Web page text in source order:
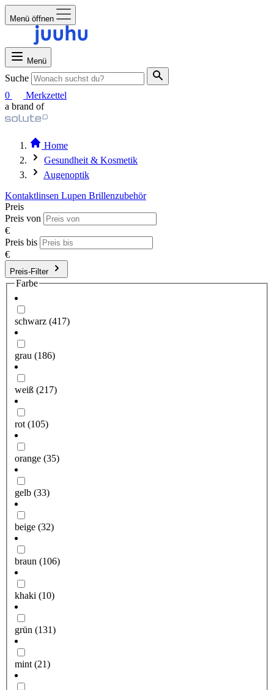
Menü öffnen
Menü
Suche
0
Merkzettel
a brand of
Home
Gesundheit & Kosmetik
Augenoptik
Kontaktlinsen Lupen Brillenzubehör
Preis
Preis von
€
Preis bis
€
Preis-Filter
Farbe
schwarz (417)
grau (186)
weiß (217)
rot (105)
orange (35)
gelb (33)
beige (32)
braun (106)
khaki (10)
grün (131)
mint (21)